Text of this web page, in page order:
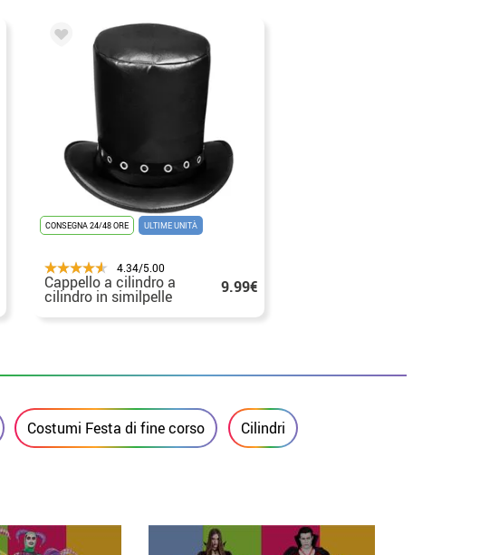
CONSEGNA 24/48 ORE ULTIME UNITÀ
4.34/5.00
Cappello a cilindro a
cilindro in similpelle 9.99€
Costumi Festa di fine corso Cilindri